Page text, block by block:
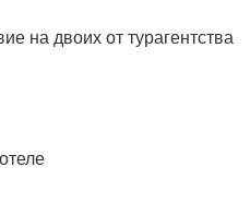
на двоих от турагентства